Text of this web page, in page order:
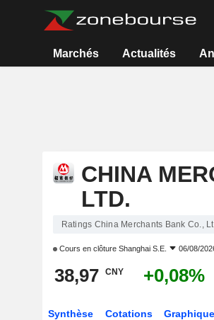
Marchés Actualités
CHINA
LTD.
Ratings China Merchants Bank Co.,
Cours en clôture Shanghai S.E. 06/08/
38,97 CNY +0,08%
Synthèse Cotations